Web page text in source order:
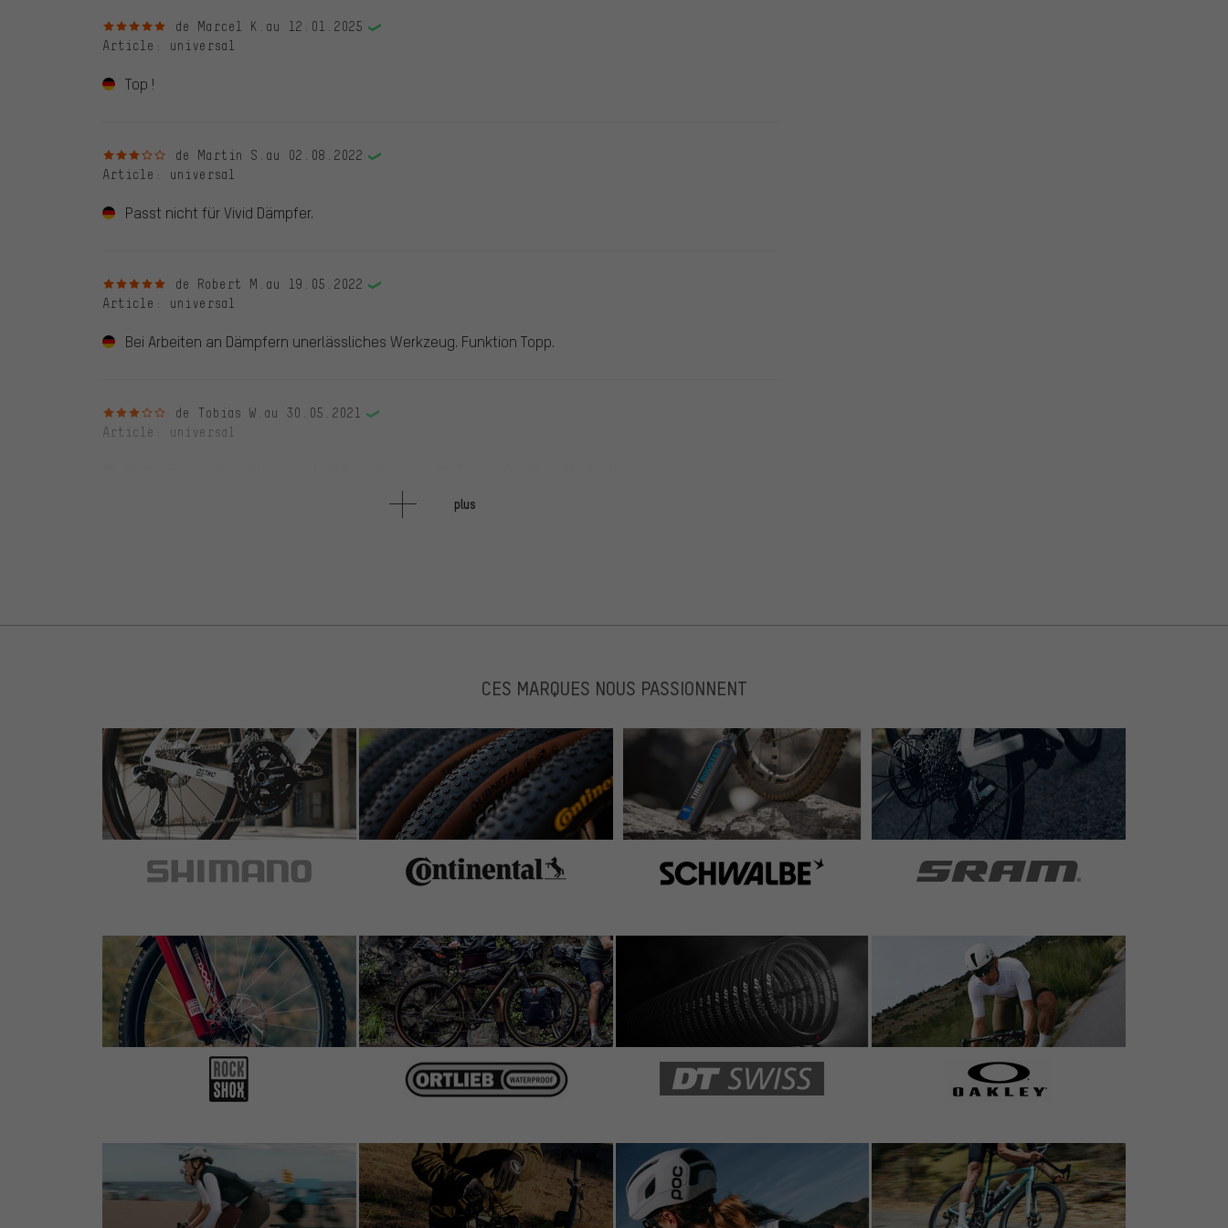
5 sur 5 étoilesde Marcel K. au 12.01.2025
Article : universal
Top !
3 sur 5 étoilesde Martin S. au 02.08.2022
Article : universal
Passt nicht für Vivid Dämpfer.
5 sur 5 étoilesde Robert M. au 19.05.2022
Article : universal
Bei Arbeiten an Dämpfern unerlässliches Werkzeug. Funktion Topp.
3 sur 5 étoilesde Tobias W. au 30.05.2021
Article : universal
1 de 1 clients trouvaient cet avis utile.
genau darauf achten, dass er in Position bleibt. Er quetscht sich nämlich gerne seitlich heraus, was
beim weiteren Reindrehen zur Beschädigung des O-Rings führt. Eine Beschreibung bzw. Hinweis auf
3 sur 5 étoilesde Dmitry K.au 18.03.2018
Article: universal
2 de 2 clients trouvaient cet avis utile.
Compared to the older Manitou IFP adapter, the design of this one is flawed in that it's not
guaranteed to seal before it depresses the valve core, and it tends to tear the o-ring with air leaking
But worry not, because it can be modified easily by drilling it out with a 2 mm bit and letting a ~22.5
mm piece of thin spoke through. Too bad it's not made out of steel, because the walls are rather
thin where the o-ring groove is. Handle with care.
In case you're going to have your own machined, thread dimensions are: UNEF 5/16" 32tpi, and the
exotic UNS 12-36.
Article: universal
funktioniert so wie es soll!
plus
CES MARQUES NOUS PASSIONNENT